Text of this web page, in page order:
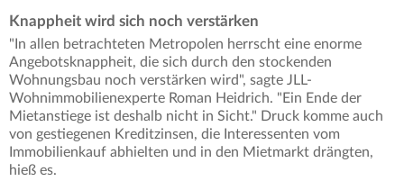
Knappheit wird sich noch verstärken
"In allen betrachteten Metropolen herrscht eine enorme
Angebotsknappheit, die sich durch den stockenden
Wohnungsbau noch verstärken wird", sagte JLL-
Wohnimmobilienexperte Roman Heidrich. "Ein Ende der
Mietanstiege ist deshalb nicht in Sicht." Druck komme auch
von gestiegenen Kreditzinsen, die Interessenten vom
Immobilienkauf abhielten und in den Mietmarkt drängten,
hieß es.